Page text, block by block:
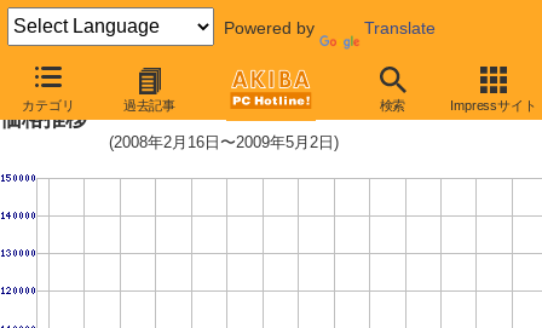
Powered by Translate
カテゴリ 過去記事 検索 Impressサイト
PC3-12800 2GB×2枚組みセットの
価格推移
(2008年2月16日〜2009年5月2日)